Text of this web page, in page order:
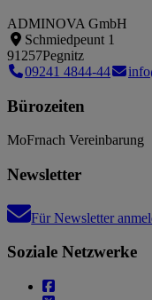
ADMINOVA GmbH
Schmiedpeunt 1
91257Pegnitz
09241 4844-44
Bürozeiten
MoFrnach Vereinbarung
Newsletter
Für Newsletter
Soziale Netzwerke